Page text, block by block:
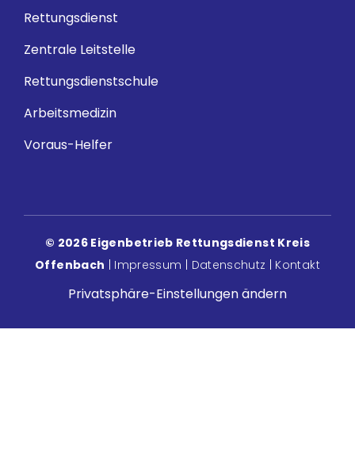
Rettungsdienst
Zentrale Leitstelle
Rettungsdienstschule
Arbeitsmedizin
Voraus-Helfer
© 2026 Eigenbetrieb Rettungsdienst Kreis
Offenbach | Impressum | Datenschutz | Kontakt
Privatsphäre-Einstellungen ändern